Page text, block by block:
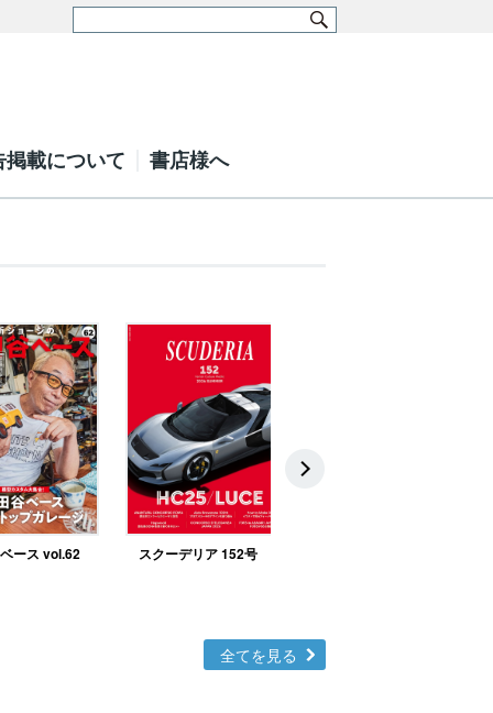
掲載について 書店様へ
ース vol.62 スクーデリア 152号
全てを見る